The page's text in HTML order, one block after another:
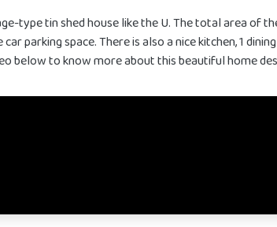
type tin shed house like the U. The total area of
parking space. There is also a nice kitchen, 1
below to know more about this beautiful home